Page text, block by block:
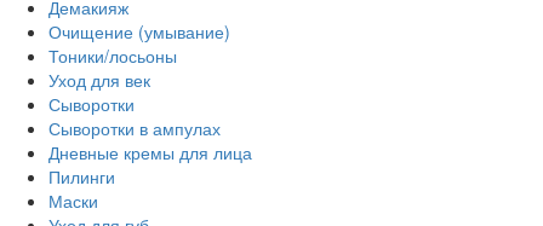
Демакияж
Очищение (умывание)
Тоники/лосьоны
Уход для век
Сыворотки
Сыворотки в ампулах
Дневные кремы для лица
Пилинги
Маски